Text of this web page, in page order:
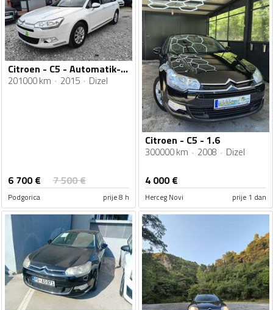
Citroen - C5 - Automatik-1.6HDI
201000 km 2015 Dizel
6 700€ 7 500€
Podgorica prije 8 h
Citroen - C5 - 1.6
300000 km 2008 Dizel
4 000€
Herceg Novi prije 1 dan